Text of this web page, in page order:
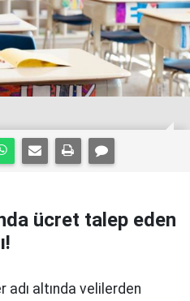
ücret talep eden
adı altında velilerden